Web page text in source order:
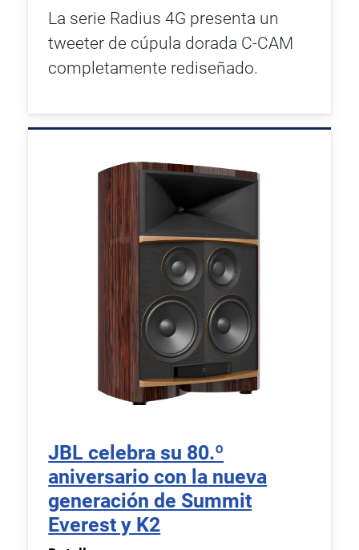
La serie Radius 4G presenta un
tweeter de cúpula dorada C-CAM
completamente rediseñado.
JBL celebra su 80.º
aniversario con la nueva
generación de Summit
Everest y K2